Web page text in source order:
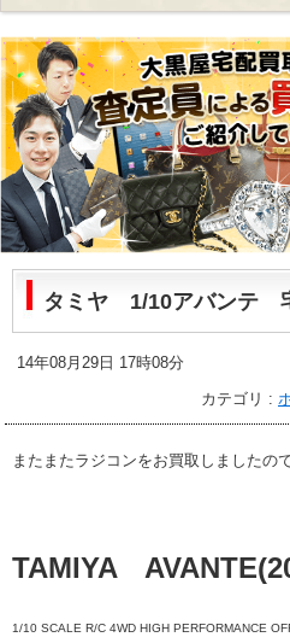
タミヤ 1/10アバンテ
14年08月29日 17時08分
カテゴリ :
またまたラジコンをお買取しましたの
TAMIYA
1/10 SCALE R/C 4WD HIGH PERFORMANCE